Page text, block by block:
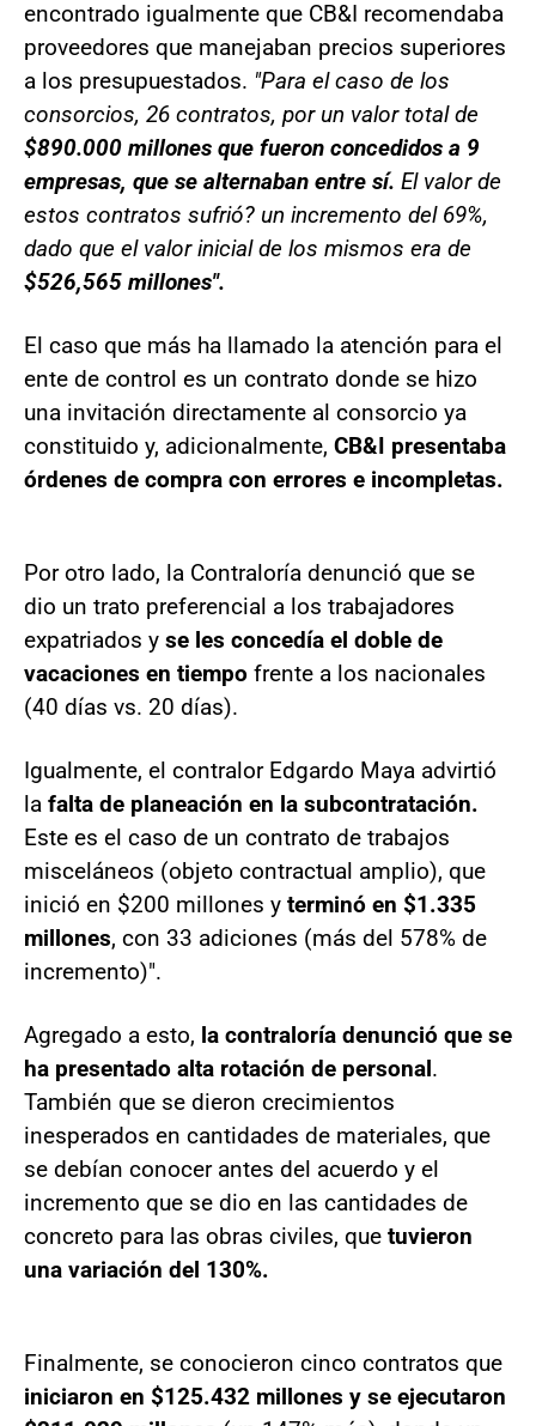
encontrado igualmente que CB&I recomendaba
proveedores que manejaban precios superiores
a los presupuestados. "Para el caso de los
consorcios, 26 contratos, por un valor total de
$890.000 millones que fueron concedidos a 9
empresas, que se alternaban entre sí. El valor de
estos contratos sufrió? un incremento del 69%,
dado que el valor inicial de los mismos era de
$526,565 millones".
El caso que más ha llamado la atención para el
ente de control es un contrato donde se hizo
una invitación directamente al consorcio ya
constituido y, adicionalmente, CB&I presentaba
órdenes de compra con errores e incompletas.
Por otro lado, la Contraloría denunció que se
dio un trato preferencial a los trabajadores
expatriados y se les concedía el doble de
vacaciones en tiempo frente a los nacionales
(40 días vs. 20 días).
Igualmente, el contralor Edgardo Maya advirtió
la falta de planeación en la subcontratación.
Este es el caso de un contrato de trabajos
misceláneos (objeto contractual amplio), que
inició en $200 millones y terminó en $1.335
millones, con 33 adiciones (más del 578% de
incremento)".
Agregado a esto, la contraloría denunció que se
ha presentado alta rotación de personal.
También que se dieron crecimientos
inesperados en cantidades de materiales, que
se debían conocer antes del acuerdo y el
incremento que se dio en las cantidades de
concreto para las obras civiles, que tuvieron
una variación del 130%.
Finalmente, se conocieron cinco contratos que
iniciaron en $125.432 millones y se ejecutaron